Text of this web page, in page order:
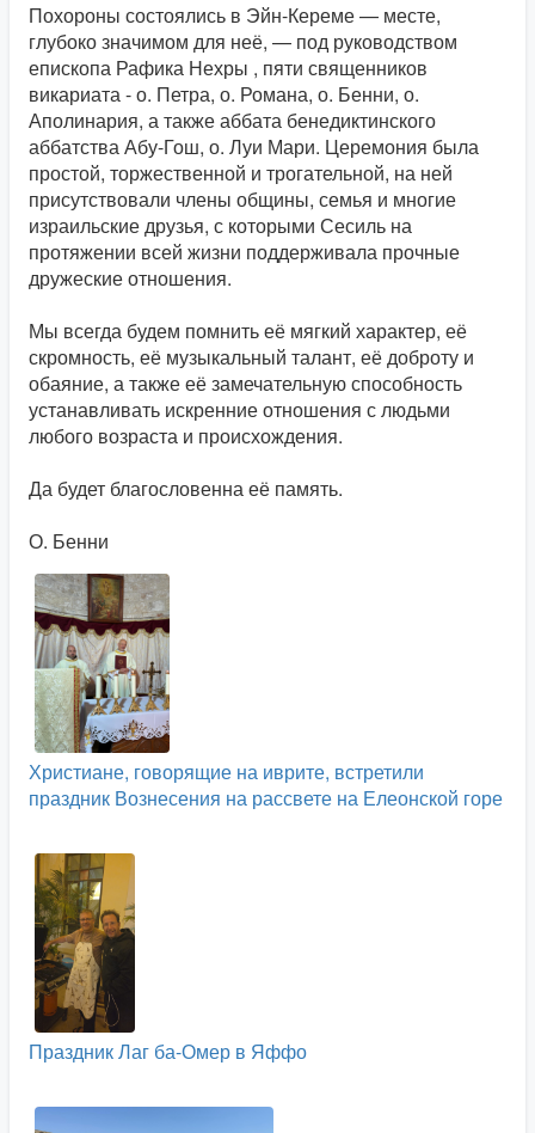
Похороны состоялись в Эйн-Кереме — месте,
глубоко значимом для неё, — под руководством
епископа Рафика Нехры , пяти священников
викариата - о. Петра, о. Романа, о. Бенни, о.
Аполинария, а также аббата бенедиктинского
аббатства Абу-Гош, о. Луи Мари. Церемония была
простой, торжественной и трогательной, на ней
присутствовали члены общины, семья и многие
израильские друзья, с которыми Сесиль на
протяжении всей жизни поддерживала прочные
дружеские отношения.
Мы всегда будем помнить её мягкий характер, её
скромность, её музыкальный талант, её доброту и
обаяние, а также её замечательную способность
устанавливать искренние отношения с людьми
любого возраста и происхождения.
Да будет благословенна её память.
О. Бенни
Христиане, говорящие на иврите, встретили
праздник Вознесения на рассвете на Елеонской горе
Праздник Лаг ба-Омер в Яффо